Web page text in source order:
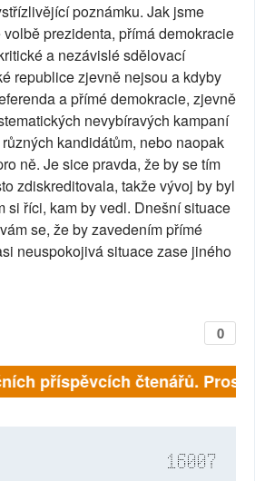
poznámku. Jak jsme
prezidenta, přímá demokracie
a nezávislé sdělovací
republice zjevně nejsou a kdyby
a přímé demokracie, zjevně
nevybíravých kampaní
kandidátům, nebo naopak
ně. Je sice pravda, že by se tím
zdiskreditovala, takže vývoj by byl
si říci, kam by vedl. Dnešní situace
se, že by zavedením přímé
neuspokojivá situace zase jiného
0
příspěvcích čtenářů.
16007